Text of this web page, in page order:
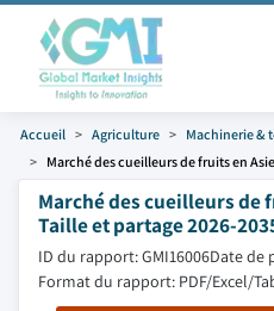
Accueil Agriculture
Machinerie &
Marché des cueilleurs de fruits en
Marché des cueilleurs de
Taille et partage 2026-
ID du rapport: GMI16006Date de
Format du rapport: PDF/Excel/